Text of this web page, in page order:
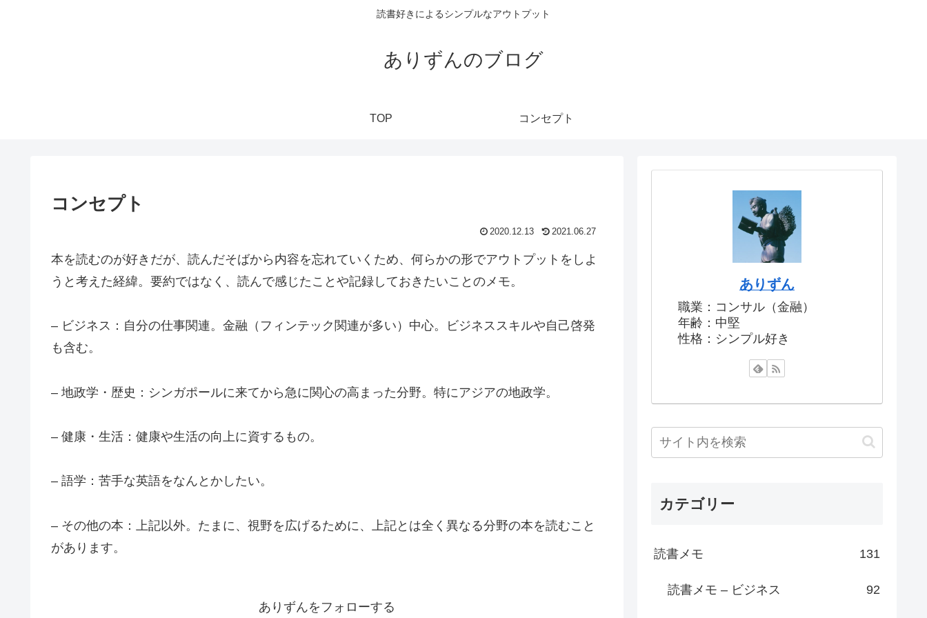
読書好きによるシンプルなアウトプット
ありずんのブログ
TOP コンセプト
コンセプト
2020.12.13 2021.06.27
本を読むのが好きだが、読んだそばから内容を忘れていくため、何らかの形でアウトプットをしよ
うと考えた経緯。要約ではなく、読んで感じたことや記録しておきたいことのメモ。
– ビジネス：自分の仕事関連。金融（フィンテック関連が多い）中心。ビジネススキルや自己啓発
も含む。
– 地政学・歴史：シンガポールに来てから急に関心の高まった分野。特にアジアの地政学。
– 健康・生活：健康や生活の向上に資するもの。
– 語学：苦手な英語をなんとかしたい。
– その他の本：上記以外。たまに、視野を広げるために、上記とは全く異なる分野の本を読むこと
があります。
ありずんをフォローする
ありずん
職業：コンサル（金融）
年齢：中堅
性格：シンプル好き
カテゴリー
読書メモ 131
読書メモ – ビジネス 92